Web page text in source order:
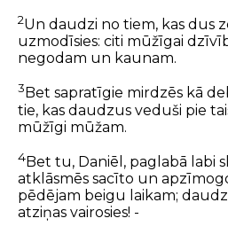
2Un daudzi no tiem, kas dus
uzmodīsies: citi mūžīgai
negodam un kaunam.
3 Bet sapratīgie mirdzēs kā
tie, kas daudzus veduši pie
mūžīgi mūžam.
4Bet tu, Daniēl, paglabā labi
atklāsmēs sacīto un
pēdējam beigu laikam;
atziņas vairosies! -